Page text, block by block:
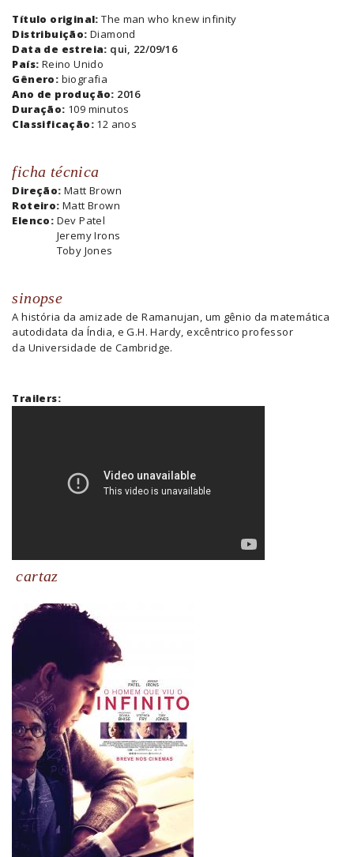
Título original:The man who knew infinity
Distribuição: Diamond
Data de estreia: qui, 22/09/16
País: Reino Unido
Gênero: biografia
Ano de produção: 2016
Duração: 109 minutos
Classificação: 12 anos
ficha técnica
Direção: Matt Brown
Roteiro: Matt Brown
Elenco: Dev Patel
Jeremy Irons
Toby Jones
sinopse
A história da amizade de Ramanujan, um gênio da matemática
autodidata da Índia, e G.H. Hardy, excêntrico professor
da Universidade de Cambridge.
Trailers:
cartaz